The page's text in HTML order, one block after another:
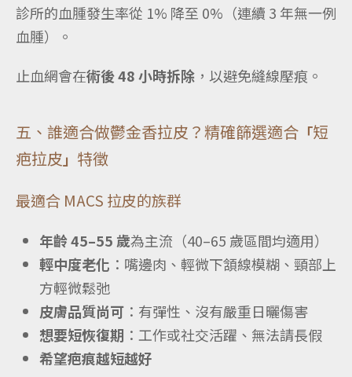
診所的血腫發生率從 1% 降至 0%（連續 3 年無一例
血腫）。
止血網會在術後 48 小時拆除 ，以避免縫線壓痕。
五、誰適合做鬱金香拉皮？精確篩選適合 「短
疤拉皮」 特徵
最適合 MACS 拉皮的族群
年齡 45–55 歲為主流（40–65 歲區間均適用）
輕中度老化 ：嘴邊肉、輕微下頷線模糊、頸部上
方輕微鬆弛
皮膚品質尚可 ：有彈性、沒有嚴重日曬傷害
想要短恢復期 ：工作或社交活躍、無法請長假
希望疤痕越短越好